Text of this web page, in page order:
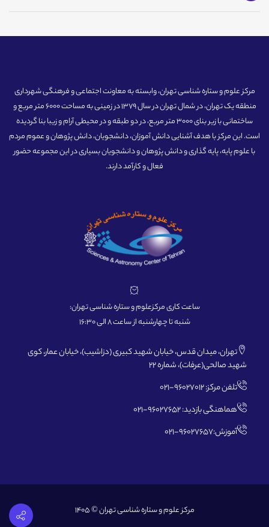
مرکز علوم و ستاره شناسی تهران، وابسته به معاونت اجتماعی و فرهنگی شهرداری
منطقه یک تهران، در شمال تهران در سال 1379 در زمینی به مساحت 6000 متر مربع و
ساختمانی با زیر بنای 3000 متر مربع، در دو طبقه و در محیطی آرام و زیبا بنا گردیده
است. این مرکز با هدف آشنایی دانش آموزان، دانشجویان، دانش پژوهان و عموم مردم
با علوم پایه، پایه گذاری و دانش پژوهان و دانشجویان بسیاری در این مجموعه حضور
فعال و کارآمد دارند.
ساعت کاری مرکزعلوم و ستاره شناسی تهران:
شنبه تا چهارشنبه از ساعت 8 الی 16:30
تهران، میدان قدس، خیابان شهید کبیری (دزاشیب)، خیابان عمار، کوی
شهید صالحی(عرفات)، شماره 22
تلفن مرکز: 96027012-021
هماهنگی بازدید: 96027652-021
آموزش:96027657-021
مرکز علوم و ستاره شناسی تهران © 1405